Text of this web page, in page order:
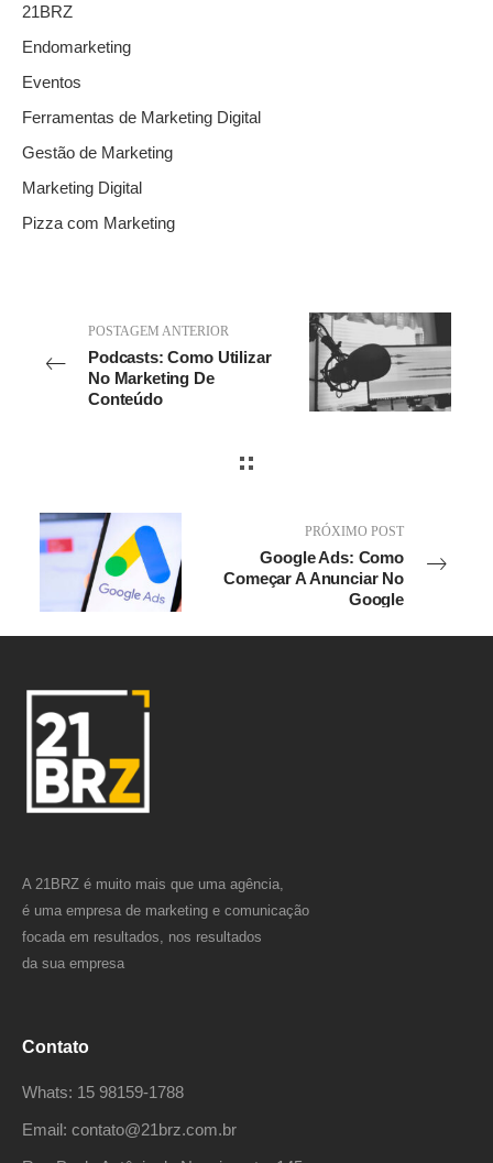
21BRZ
Endomarketing
Eventos
Ferramentas de Marketing Digital
Gestão de Marketing
Marketing Digital
Pizza com Marketing
POSTAGEM ANTERIOR
Podcasts: Como Utilizar
No Marketing De
Conteúdo
PRÓXIMO POST
Google Ads: Como
Começar A Anunciar No
Google
A 21BRZ é muito mais que uma agência,
é uma empresa de marketing e comunicação
focada em resultados, nos resultados
da sua empresa
Contato
Whats: 15 98159-1788
Email: contato@21brz.com.br